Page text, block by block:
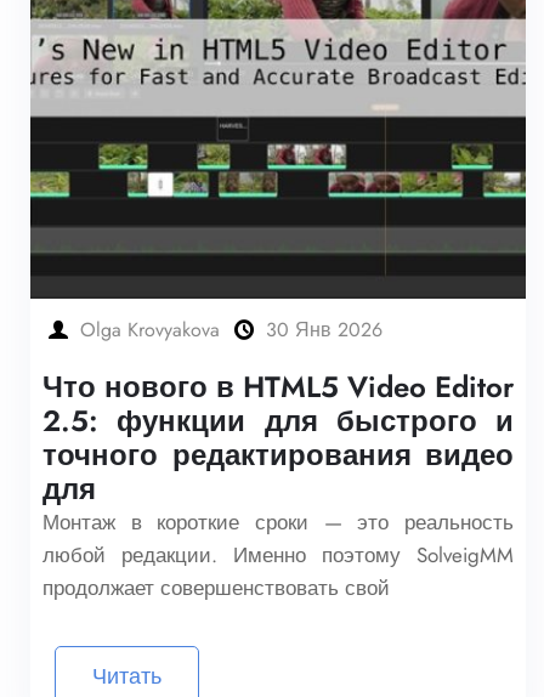
Olga Krovyakova 30 Янв 2026
Что нового в HTML5 Video Editor
2.5: функции для быстрого и
точного редактирования видео
для
Монтаж в короткие сроки — это реальность
любой редакции. Именно поэтому SolveigMM
продолжает совершенствовать свой
Читать